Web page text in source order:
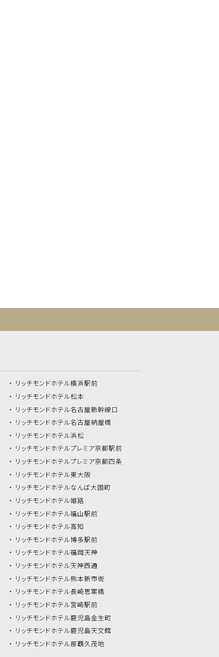
リッチモンドホテル横浜駅前
リッチモンドホテル松本
リッチモンドホテル名古屋新幹線口
リッチモンドホテル名古屋納屋橋
リッチモンドホテル浜松
リッチモンドホテルプレミア京都駅前
リッチモンドホテルプレミア京都四条
リッチモンドホテル東大阪
リッチモンドホテルなんば大国町
リッチモンドホテル姫路
リッチモンドホテル福山駅前
リッチモンドホテル高知
リッチモンドホテル博多駅前
リッチモンドホテル福岡天神
リッチモンドホテル天神西通
リッチモンドホテル熊本新市街
リッチモンドホテル長崎思案橋
リッチモンドホテル宮崎駅前
リッチモンドホテル鹿児島金生町
リッチモンドホテル鹿児島天文館
リッチモンドホテル那覇久茂地